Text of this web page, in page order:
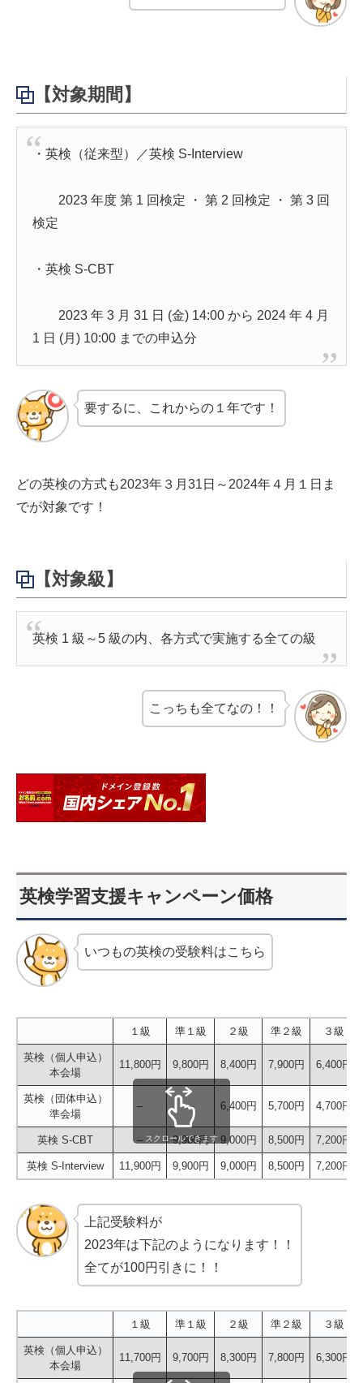
【対象期間】
・英検（従来型）／英検 S-Interview
2023 年度 第 1 回検定 ・ 第 2 回検定 ・ 第 3 回
検定
・英検 S-CBT
2023 年 3 月 31 日 (金) 14:00 から 2024 年 4 月
1 日 (月) 10:00 までの申込分
要するに、これからの１年です！
どの英検の方式も2023年３月31日～2024年４月１日ま
でが対象です！
【対象級】
英検 1 級～5 級の内、各方式で実施する全ての級
こっちも全てなの！！
英検学習支援キャンペーン価格
いつもの英検の受験料はこちら
１級 準１級 ２級 準２級 ３級
英検（個人申込）
本会場
11,800円 9,800円 8,400円 7,900円 6,400円
英検（団体申込）
準会場
– – 6,400円 5,700円 4,700円
英検 S-CBT – 9,900円 9,000円 8,500円 7,200円
英検 S-Interview 11,900円 9,900円 9,000円 8,500円 7,200円
スクロールできます
上記受験料が
2023年は下記のようになります！！
全てが100円引きに！！
１級 準１級 ２級 準２級 ３級
英検（個人申込）
本会場
11,700円 9,700円 8,300円 7,800円 6,300円